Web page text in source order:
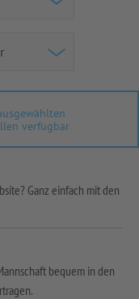
verfügbar
Ganz einfach mit den
bequem in den